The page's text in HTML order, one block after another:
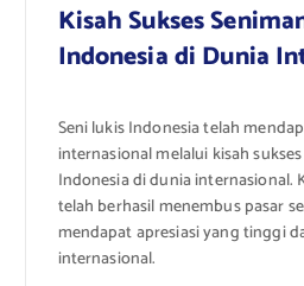
Kisah Sukses
Indonesia di Dunia
Seni lukis Indonesia telah
internasional melalui kisah
Indonesia di dunia internasional.
telah berhasil menembus pasar
mendapat apresiasi yang tinggi
internasional.